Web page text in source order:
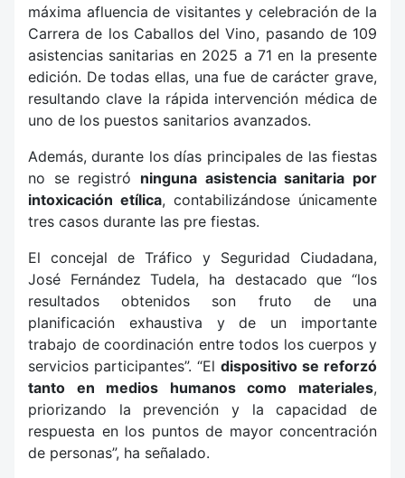
máxima afluencia de visitantes y celebración de la
Carrera de los Caballos del Vino, pasando de 109
asistencias sanitarias en 2025 a 71 en la presente
edición. De todas ellas, una fue de carácter grave,
resultando clave la rápida intervención médica de
uno de los puestos sanitarios avanzados.
Además, durante los días principales de las fiestas
no se registró ninguna asistencia sanitaria por
intoxicación etílica, contabilizándose únicamente
tres casos durante las pre fiestas.
El concejal de Tráfico y Seguridad Ciudadana,
José Fernández Tudela, ha destacado que “los
resultados obtenidos son fruto de una
planificación exhaustiva y de un importante
trabajo de coordinación entre todos los cuerpos y
servicios participantes”. “El dispositivo se reforzó
tanto en medios humanos como materiales,
priorizando la prevención y la capacidad de
respuesta en los puntos de mayor concentración
de personas”, ha señalado.